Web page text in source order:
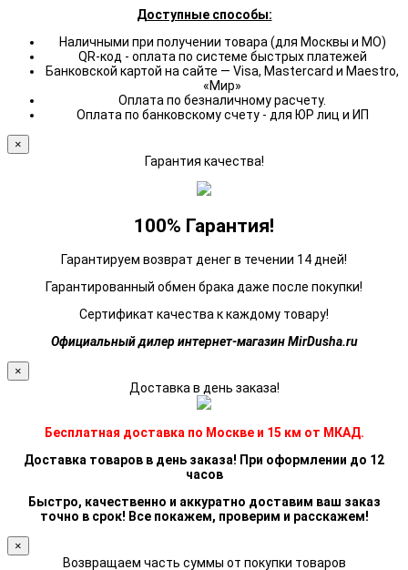
Доступные способы:
Наличными при получении товара (для Москвы и МО)
QR-код - оплата по системе быстрых платежей
Банковской картой на сайте — Visa, Mastercard и Maestro,
«Мир»
Оплата по безналичному расчету.
Оплата по банковскому счету - для ЮР лиц и ИП
×
Гарантия качества!
100% Гарантия!
Гарантируем возврат денег в течении 14 дней!
Гарантированный обмен брака даже после покупки!
Сертификат качества к каждому товару!
Официальный дилер интернет-магазин MirDusha.ru
×
Доставка в день заказа!
Бесплатная доставка по Москве и 15 км от МКАД.
Доставка товаров в день заказа! При оформлении до 12
часов
Быстро, качественно и аккуратно доставим ваш заказ
точно в срок! Все покажем, проверим и расскажем!
×
Возвращаем часть суммы от покупки товаров